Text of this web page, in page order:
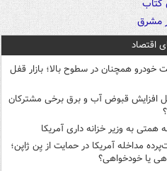
اقتصاد
خودرو همچنان در سطوح بالا؛ بازار قفل
افزایش قبوض آب و برق برخی مشترکان
همتی به وزیر خزانه داری آمریکا
مداخله آمریکا در حمایت از یِن ژاپن؛
یا خودخواهی؟